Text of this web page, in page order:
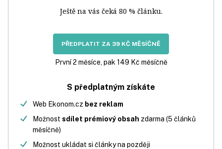
Ještě na vás čeká 80 % článku.
PŘEDPLATIT ZA 39 KČ MĚSÍČNĚ
První 2 měsíce, pak 149 Kč měsíčně
S předplatným získáte
Web Ekonom.cz bez reklam
Možnost sdílet prémiový obsah zdarma (5 článků
měsíčně)
Možnost ukládat si články na později